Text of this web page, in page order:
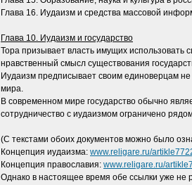
Глава 16. Иудаизм и средства массовой
Глава 10. Иудаизм и государство
Тора призывает власть имущих использовать
нравственный смысл существования
Иудаизм предписывает своим единоверцам не
мира.
В современном мире государство обычно
сотрудничество с иудаизмом ограничено
(С текстами обоих документов можно было
Концепция иудаизма: www.religare.ru/
Концепция православия: www.religare.ru/
Однако в настоящее время обе ссылки уже не